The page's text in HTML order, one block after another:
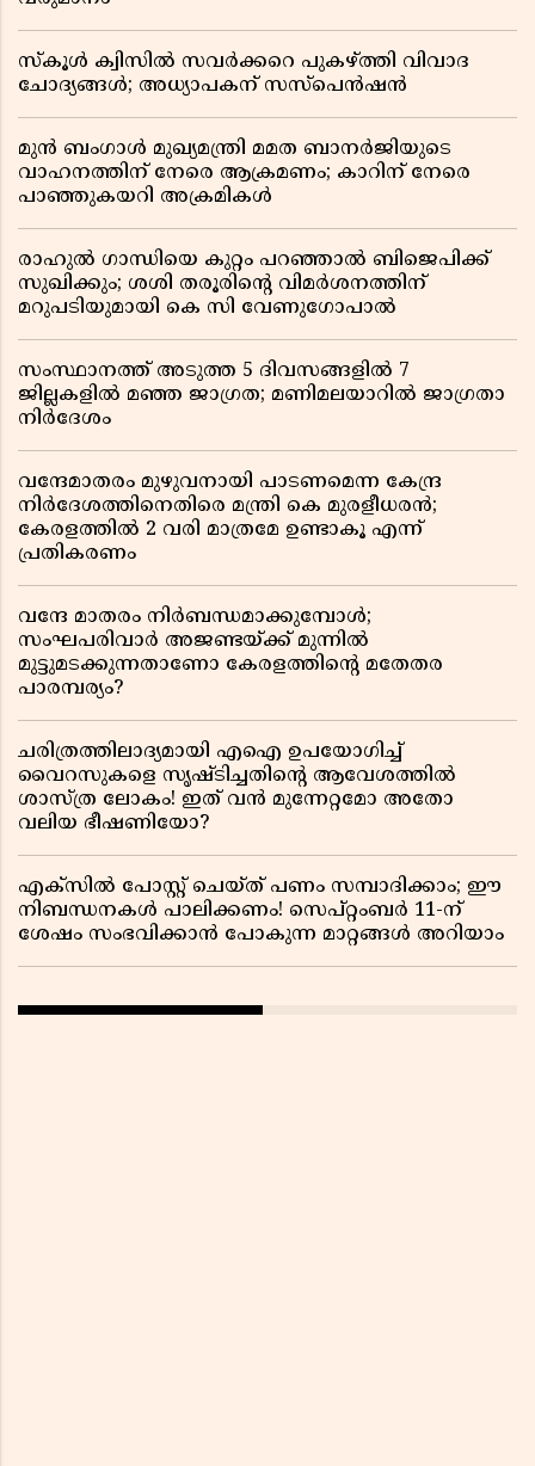
സ്കൂൾ ക്വിസിൽ സവർക്കറെ പുകഴ്ത്തി വിവാദ
ചോദ്യങ്ങൾ; അധ്യാപകന് സസ്പെൻഷൻ
മുൻ ബംഗാൾ മുഖ്യമന്ത്രി മമത ബാനർജിയുടെ
വാഹനത്തിന് നേരെ ആക്രമണം; കാറിന് നേരെ
പാഞ്ഞുകയറി അക്രമികൾ
രാഹുൽ ഗാന്ധിയെ കുറ്റം പറഞ്ഞാൽ ബിജെപിക്ക്
സുഖിക്കും; ശശി തരൂരിന്റെ വിമർശനത്തിന്
മറുപടിയുമായി കെ സി വേണുഗോപാൽ
സംസ്ഥാനത്ത് അടുത്ത 5 ദിവസങ്ങളിൽ 7
ജില്ലകളിൽ മഞ്ഞ ജാഗ്രത; മണിമലയാറിൽ ജാഗ്രതാ
നിർദേശം
വന്ദേമാതരം മുഴുവനായി പാടണമെന്ന കേന്ദ്ര
നിർദേശത്തിനെതിരെ മന്ത്രി കെ മുരളീധരൻ;
കേരളത്തിൽ 2 വരി മാത്രമേ ഉണ്ടാകൂ എന്ന്
പ്രതികരണം
വന്ദേ മാതരം നിർബന്ധമാക്കുമ്പോൾ;
സംഘപരിവാർ അജണ്ടയ്ക്ക് മുന്നിൽ
മുട്ടുമടക്കുന്നതാണോ കേരളത്തിന്റെ മതേതര
പാരമ്പര്യം?
ചരിത്രത്തിലാദ്യമായി എഐ ഉപയോഗിച്ച്
വൈറസുകളെ സൃഷ്ടിച്ചതിന്റെ ആവേശത്തിൽ
ശാസ്ത്ര ലോകം! ഇത് വൻ മുന്നേറ്റമോ അതോ
വലിയ ഭീഷണിയോ?
എക്സിൽ പോസ്റ്റ് ചെയ്ത് പണം സമ്പാദിക്കാം; ഈ
നിബന്ധനകൾ പാലിക്കണം! സെപ്റ്റംബർ 11-ന്
ശേഷം സംഭവിക്കാൻ പോകുന്ന മാറ്റങ്ങൾ അറിയാം